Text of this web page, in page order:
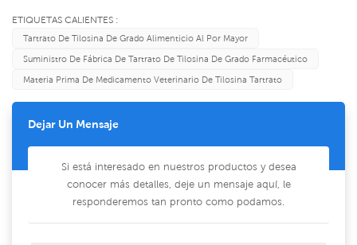
ETIQUETAS CALIENTES :
Tartrato De Tilosina De Grado Alimenticio Al Por Mayor
Suministro De Fábrica De Tartrato De Tilosina De Grado Farmacéutico
Materia Prima De Medicamento Veterinario De Tilosina Tartrato
Dejar Un Mensaje
Si está interesado en nuestros productos y desea
conocer más detalles, deje un mensaje aquí, le
responderemos tan pronto como podamos.